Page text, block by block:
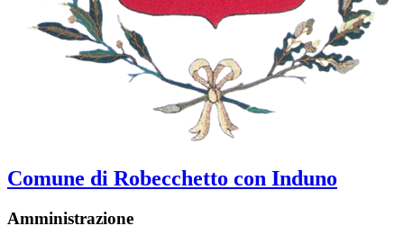
Comune di Robecchetto con Induno
Amministrazione